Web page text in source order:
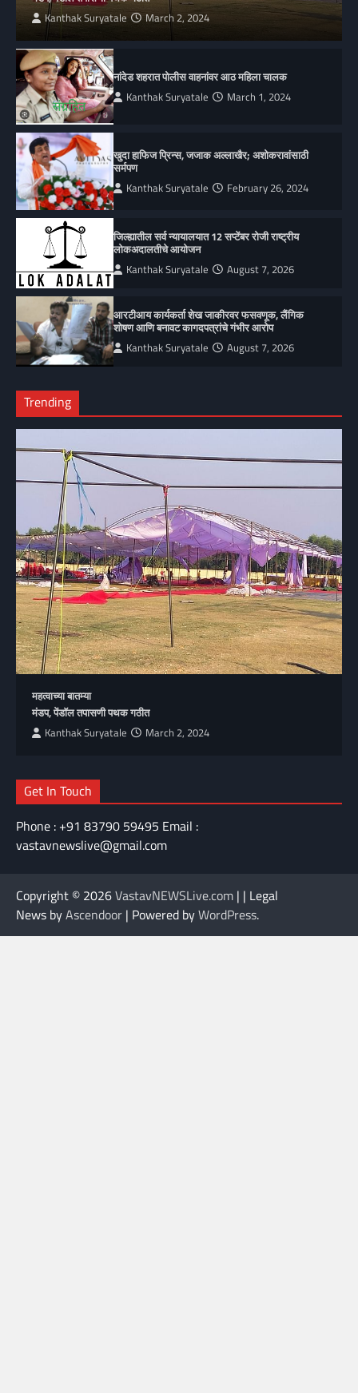
Kanthak Suryatale March 2, 2024
नांदेड शहरात पोलीस वाहनांवर आठ महिला चालक
Kanthak Suryatale March 1, 2024
खुदा हाफिज प्रिन्स, जजाक अल्लाखैर; अशोकरावांसाठी
सर्मपण
Kanthak Suryatale February 26, 2024
जिल्ह्यातील सर्व न्यायालयात 12 सप्टेंबर रोजी राष्ट्रीय
लोकअदालतीचे आयोजन
Kanthak Suryatale August 7, 2026
आरटीआय कार्यकर्ता शेख जाकीरवर फसवणूक, लैंगिक
शोषण आणि बनावट कागदपत्रांचे गंभीर आरोप
Kanthak Suryatale August 7, 2026
Trending
महत्वाच्या बातम्या
मंडप, पेंडॉल तपासणी पथक गठीत
Kanthak Suryatale March 2, 2024
Get In Touch
Phone : +91 83790 59495 Email :
vastavnewslive@gmail.com
Copyright © 2026VastavNEWSLive.com | | Legal
News byAscendoor | Powered byWordPress.